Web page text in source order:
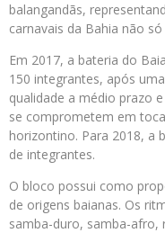
balangandãs,
carnavais da Bahia não
Em 2017, a bateria do
150 integrantes, após
qualidade a médio prazo
se comprometem em
horizontino. Para 2018, a
de integrantes.
O bloco possui como
de origens baianas. Os
samba-duro, samba-afro,